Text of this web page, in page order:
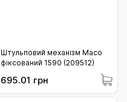
Штульповий механізм Maco
фіксований 1590 (209512)
695.01 грн